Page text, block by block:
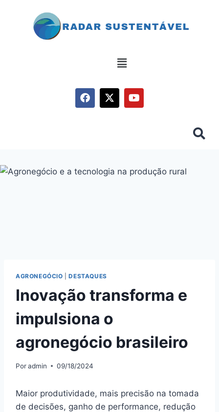
AGRONEGÓCIO |DESTAQUES
Inovação transforma e
impulsiona o
agronegócio brasileiro
Poradmin 09/18/2024
Maior produtividade, mais precisão na tomada
de decisões, ganho de performance, redução